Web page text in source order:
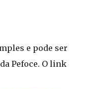
e pode ser
Pefoce. O link